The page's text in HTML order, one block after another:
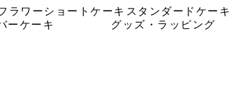
ラワーショートケーキ スタンダードケーキ
ーケーキ グッズ・ラッピング